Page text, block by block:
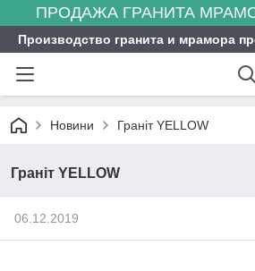
ПРОДАЖА ГРАНИТА
Производство гранита и мрамора
Новини Граніт YELLOW
Граніт YELLOW
06.12.2019